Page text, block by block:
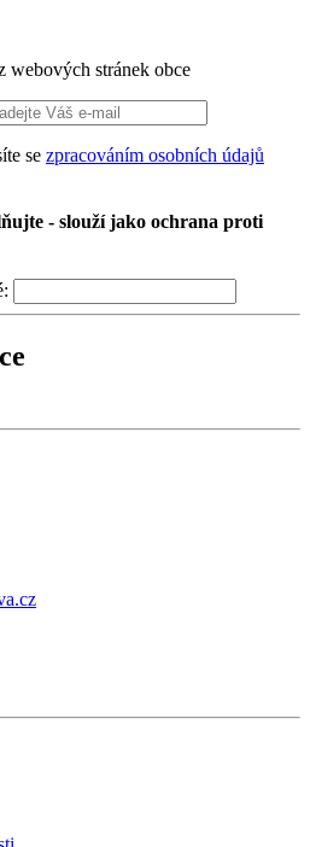
webových stránek obce
se zpracováním osobních údajů
- slouží jako ochrana proti